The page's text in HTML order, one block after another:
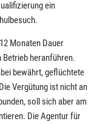
ein
Monaten Dauer
heranführen.
bewährt, geflüchtete
Vergütung ist nicht an
soll sich aber am
Die Agentur für